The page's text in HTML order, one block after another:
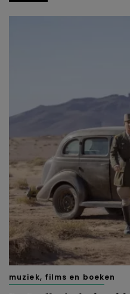
muziek, films en boeken